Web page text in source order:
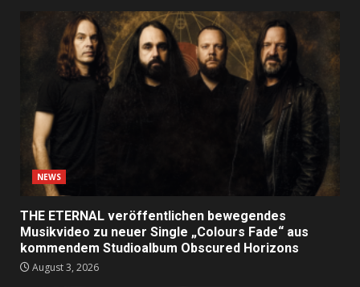
NEWS
THE ETERNAL veröffentlichen bewegendes
Musikvideo zu neuer Single „Colours Fade“ aus
kommendem Studioalbum Obscured Horizons
August 3, 2026